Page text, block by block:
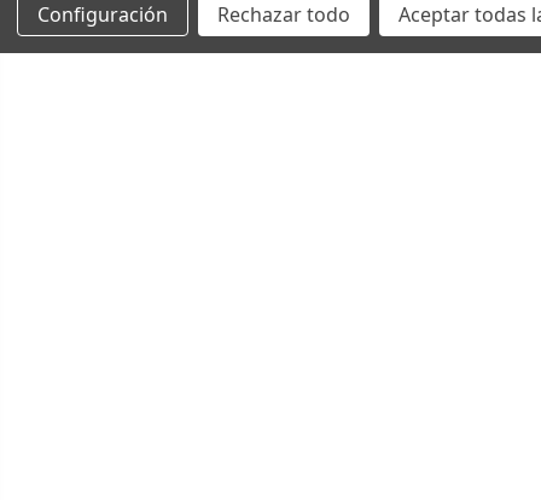
Configuración Rechazar todo Aceptar todas